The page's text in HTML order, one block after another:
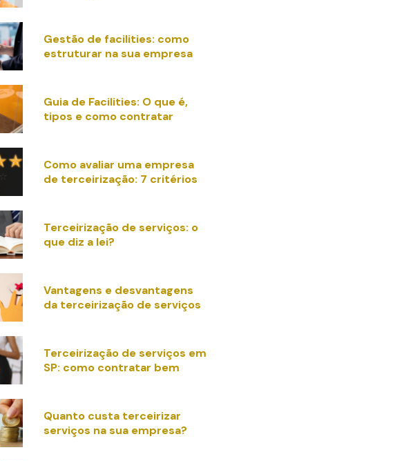
Gestão de facilities: como
estruturar na sua empresa
Guia de Facilities: O que é,
tipos e como contratar
Como avaliar uma empresa
de terceirização: 7 critérios
Terceirização de serviços: o
que diz a lei?
Vantagens e desvantagens
da terceirização de serviços
Terceirização de serviços em
SP: como contratar bem
Quanto custa terceirizar
serviços na sua empresa?